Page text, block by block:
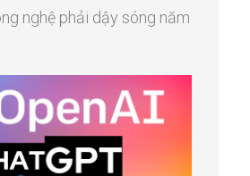
nghệ phải dậy sóng năm